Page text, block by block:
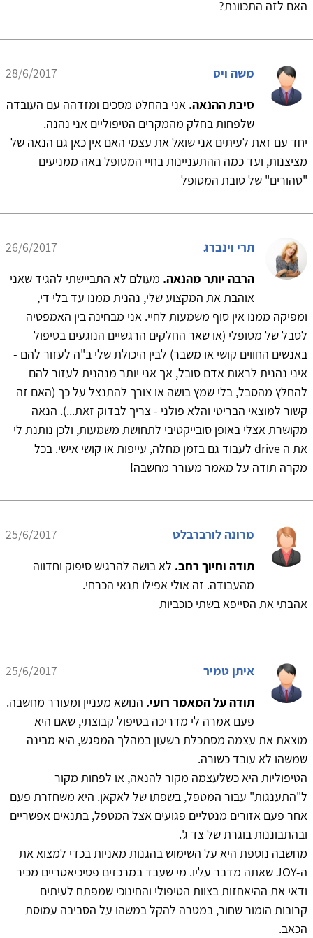
האם לזה התכוונת?
משה ויס
28/6/2017
סיבת ההנאה. אני בהחלט מסכים ומזדהה עם העובדה
שלפחות בחלק מהמקרים הטיפוליים אני נהנה.
יחד עם זאת לעיתים אני שואל את עצמי האם אין כאן גם הנאה של
מציצנות, ועד כמה ההתעניינות בחיי המטופל באה ממניעים
"טהורים" של טובת המטופל
תרי וינברג
26/6/2017
הרבה יותר מהנאה. מעולם לא התביישתי להגיד שאני
אוהבת את המקצוע שלי, נהנית ממנו עד בלי די,
ומפיקה ממנו אין סוף משמעות לחיי. אני מבחינה בין האמפטיה
לסבל של מטופלי (או שאר החלקים הרגשיים הנוגעים בטיפול
באנשים החווים קושי או משבר) לבין היכולת שלי ב"ה לעזור להם -
איני נהנית לראות אדם סובל, אך אני יותר מנהנית לעזור להם
להחלץ מהסבל, בלי שמץ בושה או צורך להתנצל על כך (האם זה
קשור למוצאי הבריטי והלא פולני - צריך לבדוק זאת...). הנאה
מקושרת אצלי באופן סובייקטיבי לתחושת משמעות, ולכן נותנת לי
את ה drive לעבוד גם בזמן מחלה, עייפות או קושי אישי. בכל
מקרה תודה על מאמר מעורר מחשבה!
מרונה לורברבלט
25/6/2017
תודה וחיוך רחב. לא בושה להרגיש סיפוק וחדווה
מהעבודה. זה אולי אפילו תנאי הכרחי.
אהבתי את הסייפא בשתי כוכביות
איתן טמיר
25/6/2017
תודה על המאמר רועי. הנושא מעניין ומעורר מחשבה.
פעם אמרה לי מדריכה בטיפול קבוצתי, שאם היא
מוצאת את עצמה מסתכלת בשעון במהלך המפגש, היא מבינה
שמשהו לא עובד כשורה.
הטיפוליות היא כשלעצמה מקור להנאה, או לפחות מקור
ל"התענגות" עבור המטפל, בשפתו של לאקאן. היא משחזרת פעם
אחר פעם אזורים מנטליים פגועים אצל המטפל, בתנאים אפשריים
ובהתבוננות בוגרת של צד ג'.
מחשבה נוספת היא על השימוש בהגנות מאניות בכדי למצוא את
ה-JOY שאתה מדבר עליו. מי שעבד במרכזים פסיכיאטריים מכיר
ודאי את ההיאחזות בצוות הטיפולי והחינוכי שמפתח לעיתים
קרובות הומור שחור, במטרה להקל במשהו על הסביבה עמוסת
הכאב.